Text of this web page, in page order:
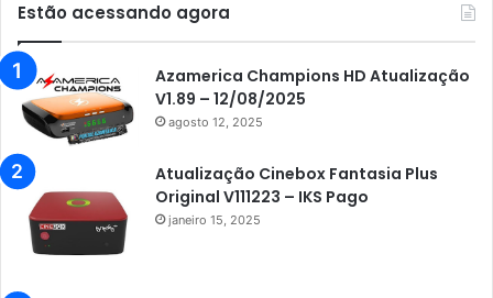
Estão acessando agora
Azamerica Champions HD Atualização
V1.89 – 12/08/2025
agosto 12, 2025
Atualização Cinebox Fantasia Plus
Original V111223 – IKS Pago
janeiro 15, 2025